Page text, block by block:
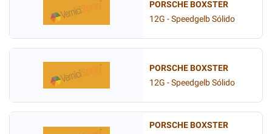
PORSCHE BOXSTER
12G - Speedgelb Sólido
PORSCHE BOXSTER
12G - Speedgelb Sólido
PORSCHE BOXSTER